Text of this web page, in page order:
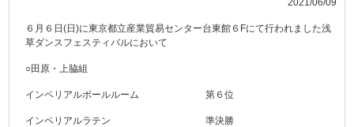
2021/06/09
６月６日(日)に東京都立産業貿易センター台東館６Fにて行われました浅
草ダンスフェスティバルにおいて
○田原・上脇組
インペリアルボールルーム 第６位
インペリアルラテン 準決勝